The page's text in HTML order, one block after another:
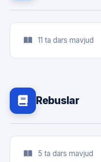
11 ta dars mavjud
Rebuslar
5 ta dars mavjud